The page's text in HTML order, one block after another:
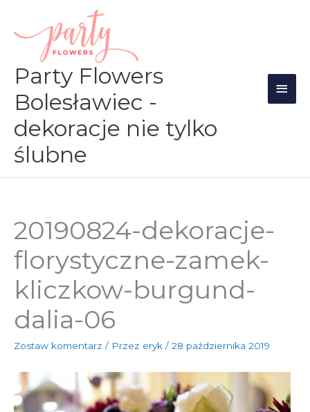
treści
Party Flowers
Bolesławiec -
dekoracje nie tylko
ślubne
20190824-dekoracje-
florystyczne-zamek-
kliczkow-burgund-
dalia-06
Zostaw komentarz / Przez eryk / 28 października 2019